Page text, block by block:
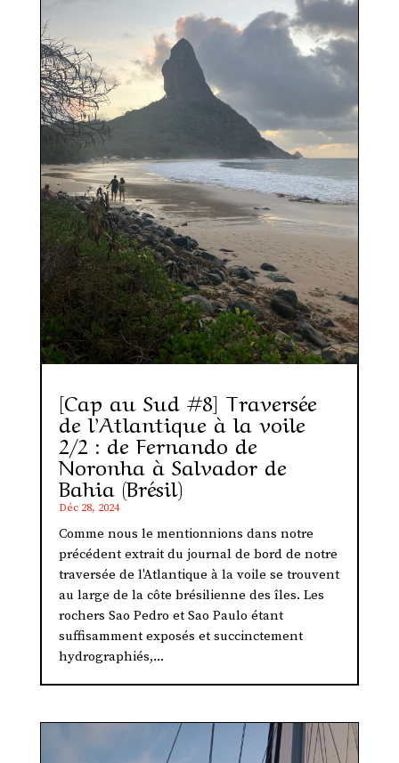
[Cap au Sud #8] Traversée
de l’Atlantique à la voile
2/2 : de Fernando de
Noronha à Salvador de
Bahia (Brésil)
Déc 28, 2024
Comme nous le mentionnions dans notre
précédent extrait du journal de bord de notre
traversée de l'Atlantique à la voile se trouvent
au large de la côte brésilienne des îles. Les
rochers Sao Pedro et Sao Paulo étant
suffisamment exposés et succinctement
hydrographiés,...